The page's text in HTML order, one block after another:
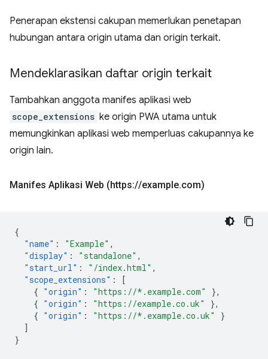
Penerapan ekstensi cakupan memerlukan penetapan
hubungan antara origin utama dan origin terkait.
Mendeklarasikan daftar origin terkait
Tambahkan anggota manifes aplikasi web
scope_extensions ke origin PWA utama untuk
memungkinkan aplikasi web memperluas cakupannya ke
origin lain.
Manifes Aplikasi Web (https://example.com)
{
"name" : "Example" ,
"display" : "standalone" ,
"start_url" : "/index.html" ,
"scope_extensions" :
[
{ "origin" : "https://*.example.com"
},
{ "origin" : "https://example.co.uk"
},
{ "origin" : "https://*.example.co.uk"
}
]
}